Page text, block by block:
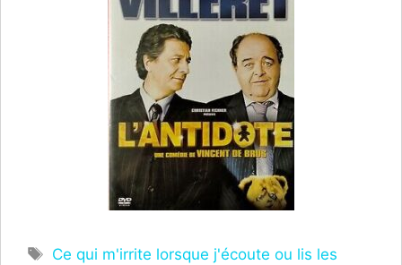
Étiquettes
Ce qui m'irrite lorsque j'écoute ou lis les